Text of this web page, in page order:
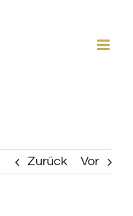
Zurück Vor